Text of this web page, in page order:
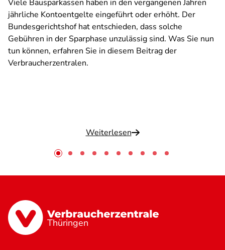
Viele Bausparkassen haben in den vergangenen Jahren
jährliche Kontoentgelte eingeführt oder erhöht. Der
Bundesgerichtshof hat entschieden, dass solche
Gebühren in der Sparphase unzulässig sind. Was Sie nun
tun können, erfahren Sie in diesem Beitrag der
Verbraucherzentralen.
Weiterlesen
Thüringen